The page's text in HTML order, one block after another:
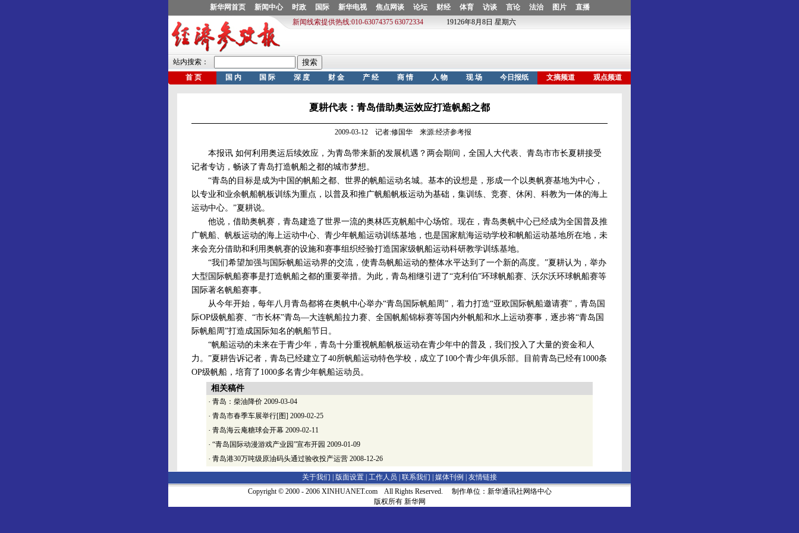
夏耕代表：青岛借助奥运效应打造帆船之都
2009-03-12 记者:修国华 来源:经济参考报
本报讯 如何利用奥运后续效应，为青岛带来新的发展机遇？两会期间，全国人大代表、青岛市市长夏耕接受
记者专访，畅谈了青岛打造帆船之都的城市梦想。
“青岛的目标是成为中国的帆船之都、世界的帆船运动名城。基本的设想是，形成一个以奥帆赛基地为中心，
以专业和业余帆船帆板训练为重点，以普及和推广帆船帆板运动为基础，集训练、竞赛、休闲、科教为一体的海上
运动中心。”夏耕说。
他说，借助奥帆赛，青岛建造了世界一流的奥林匹克帆船中心场馆。现在，青岛奥帆中心已经成为全国普及推
广帆船、帆板运动的海上运动中心、青少年帆船运动训练基地，也是国家航海运动学校和帆船运动基地所在地，未
来会充分借助和利用奥帆赛的设施和赛事组织经验打造国家级帆船运动科研教学训练基地。
“我们希望加强与国际帆船运动界的交流，使青岛帆船运动的整体水平达到了一个新的高度。”夏耕认为，举办
大型国际帆船赛事是打造帆船之都的重要举措。为此，青岛相继引进了“克利伯”环球帆船赛、沃尔沃环球帆船赛等
国际著名帆船赛事。
从今年开始，每年八月青岛都将在奥帆中心举办“青岛国际帆船周”，着力打造“亚欧国际帆船邀请赛”，青岛国
际OP级帆船赛、“市长杯”青岛—大连帆船拉力赛、全国帆船锦标赛等国内外帆船和水上运动赛事，逐步将“青岛国
际帆船周”打造成国际知名的帆船节日。
“帆船运动的未来在于青少年，青岛十分重视帆船帆板运动在青少年中的普及，我们投入了大量的资金和人
力。”夏耕告诉记者，青岛已经建立了40所帆船运动特色学校，成立了100个青少年俱乐部。目前青岛已经有1000条
OP级帆船，培育了1000多名青少年帆船运动员。
相关稿件
· 青岛：柴油降价 2009-03-04
· 青岛市春季车展举行[图] 2009-02-25
· 青岛海云庵糖球会开幕 2009-02-11
· “青岛国际动漫游戏产业园”宣布开园 2009-01-09
· 青岛港30万吨级原油码头通过验收投产运营 2008-12-26
关于我们 | 版面设置 工作人员 联系我们 媒体刊例
友情链接
Copyright © 2000 - 2006 XINHUANET.com All Rights Reserved. 制作单位：新华通讯社网络中心
版权所有 新华网